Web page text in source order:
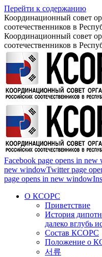
Перейти к содержанию
Координационный совет
соотечественников в
Координационный совет
соотечественников в
Facebook page opens in new
new windowTwitter page
page opens in new window
О КСОРС
Приветствие
История
далеко вглубь
Состав КСОРС
Положение о
서류